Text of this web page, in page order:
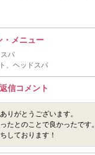
・メニュー
パ
、ヘッドスパ
信コメント
りがとうございます。
たとのことで良かったです。
しております！